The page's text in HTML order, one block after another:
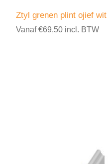
Ztyl grenen plint ojief
Vanaf €69,50 incl. BTW